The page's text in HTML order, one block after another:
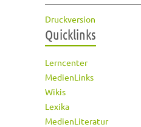
Druckversion
Quicklinks
Lerncenter
MedienLinks
Wikis
Lexika
MedienLiteratur